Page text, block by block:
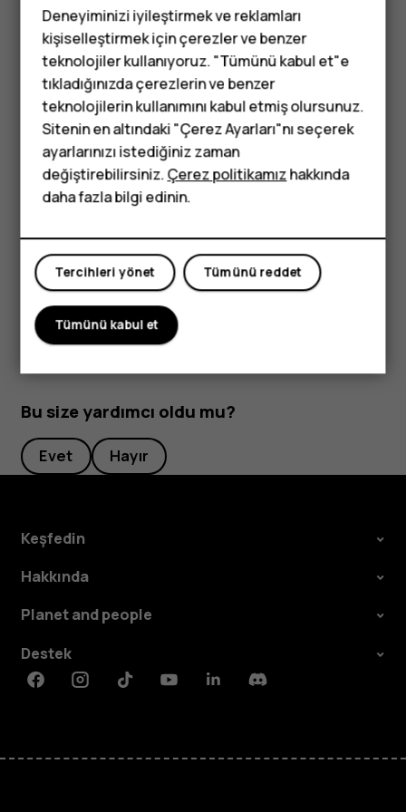
Tuşlu telefonlar
Çocuklar için
telefonlar
olmadığında konum hizmetlerini kapatın.
Konumseçeneğine dokunun veKapalıolarak
değiştirin.
Seçili olan ağ bağlantılarını kullanın: Bluetooth'u
yalnızca gerektiğinde açın. İnternete bağlanmak için,
mobil veri bağlantısı yerine Wi-Fi bağlantısı kullanın.
Telefonunuzun, kullanılabilir kablosuz ağları
taramasını engelleyin.Ayarlar>Wi-Fiseçeneğine
dokunun veKapalıolarak değiştirin. Müzik
kullandığınız sırada çağrı yapmak veya çağrı almak
istemiyorsanız, Uçak moduna geçin.Ayarlar
Uçak modu seçeneğine dokunun.
Bu size yardımcı oldu mu?
Evet Hayır
Keşfedin
Hakkında
Planet and people
Destek
FacebookInstagramTiktokYoutubeLinkedinDiscord
Deneyiminizi iyileştirmek ve reklamları
kişiselleştirmek için çerezler ve benzer
teknolojiler kullanıyoruz. "Tümünü kabul et"e
tıkladığınızda çerezlerin ve benzer
teknolojilerin kullanımını kabul etmiş olursunuz.
Sitenin en altındaki "Çerez Ayarları"nı seçerek
ayarlarınızı istediğiniz zaman
değiştirebilirsiniz.Çerez politikamızhakkında
daha fazla bilgi edinin.
Tümünü reddet
Tercihleri yönet
Tümünü kabul et